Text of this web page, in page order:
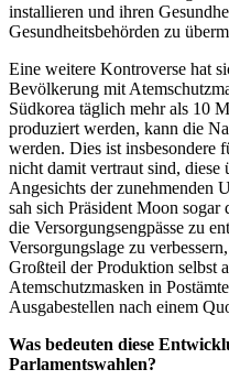
installieren und ihren
Gesundheitsbehörden zu
Eine weitere Kontroverse hat
Bevölkerung mit
Südkorea täglich mehr als 10
produziert werden, kann die
werden. Dies ist insbesondere
nicht damit vertraut sind, diese
Angesichts der zunehmenden
sah sich Präsident Moon
die Versorgungsengpässe zu
Versorgungslage zu
Großteil der Produktion selbst
Atemschutzmasken in
Ausgabestellen nach einem
Was bedeuten diese
Parlamentswahlen?